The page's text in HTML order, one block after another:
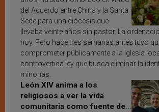
del Acuerdo entre China y la Santa
Sede para una diócesis que
llevaba veinte años sin pastor. La
hoy. Pero hace tres semanas antes tuvo
comprometer públicamente a la Iglesia
controvertida ley que busca eliminar la
minorías.
León XIV anima a los
religiosos a ver la vida
comunitaria como fuente de